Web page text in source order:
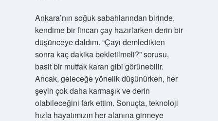
Ankara’nın soğuk sabahlarından birinde,
kendime bir fincan çay hazırlarken derin bir
düşünceye daldım. “Çayı demledikten
sonra kaç dakika bekletilmeli?” sorusu,
basit bir mutfak kararı gibi görünebilir.
Ancak, geleceğe yönelik düşünürken, her
şeyin çok daha karmaşık ve derin
olabileceğini fark ettim. Sonuçta, teknoloji
hızla hayatımızın her alanına girmeye